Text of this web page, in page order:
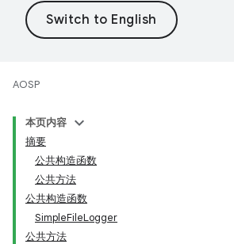
AOSP
本页内容
摘要
公共构造函数
公共方法
公共构造函数
SimpleFileLogger
公共方法